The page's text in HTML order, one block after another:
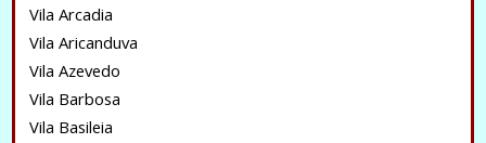
Vila Arcadia
Vila Aricanduva
Vila Azevedo
Vila Barbosa
Vila Basileia